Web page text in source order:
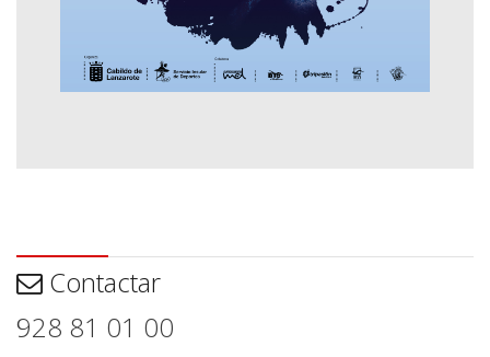
Contactar
928 81 01 00